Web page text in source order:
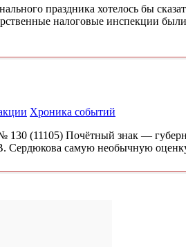
праздника хотелось бы
налоговые инспекции
Хроника событий
130 (11105) Почётный знак —
Сердюкова самую необычную